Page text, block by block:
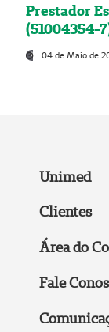
Prestador
(51004354-
04 de Maio de
Unimed
Clientes
Área do
Fale